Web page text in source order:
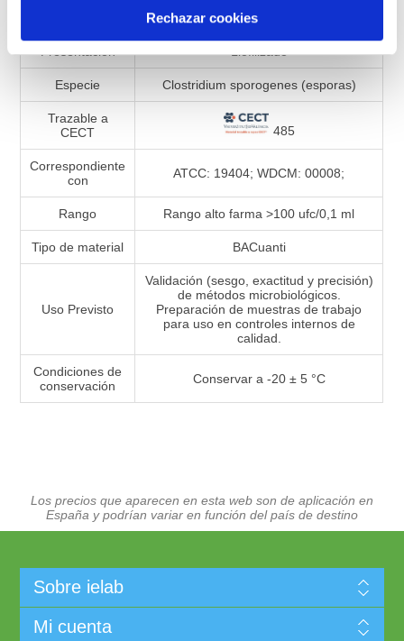
Rechazar cookies
990295
Presentación Liofilizado
Especie Clostridium sporogenes (esporas)
Trazable a
CECT
485
Correspondiente
con
ATCC: 19404; WDCM: 00008;
Rango Rango alto farma >100 ufc/0,1 ml
Tipo de material BACuanti
Uso Previsto
Validación (sesgo, exactitud y precisión)
de métodos microbiológicos.
Preparación de muestras de trabajo
para uso en controles internos de
calidad.
Condiciones de
conservación
Conservar a -20 ± 5 °C
Los precios que aparecen en esta web son de aplicación en
España y podrían variar en función del país de destino
Sobre ielab
Mi cuenta